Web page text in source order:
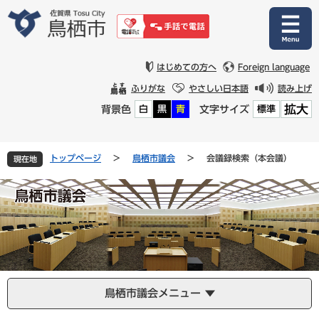
文
はじめての方へ Foreign language
ふりがな やさしい日本語 読み上げ
背景色 白 黒 青 文字サイズ 標準 拡大
現在地 トップページ > 鳥栖市議会 > 会議録検索（本会議）
鳥栖市議会メニュー